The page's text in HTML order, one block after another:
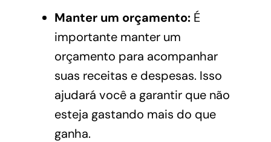
Manter um orçamento:É
importante manter um
orçamento para acompanhar
suas receitas e despesas. Isso
ajudará você a garantir que não
esteja gastando mais do que
ganha.